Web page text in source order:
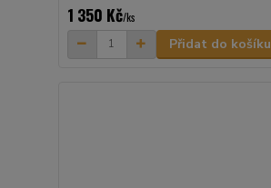
1 350 Kč/ks
Přidat do košíku